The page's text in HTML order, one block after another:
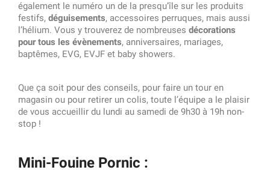
également le numéro un de la presqu’île sur les produits
festifs, déguisements, accessoires perruques, mais aussi
l’hélium. Vous y trouverez de nombreuses décorations
pour tous les évènements, anniversaires, mariages,
baptêmes, EVG, EVJF et baby showers.
Que ça soit pour des conseils, pour faire un tour en
magasin ou pour retirer un colis, toute l’équipe a le plaisir
de vous accueillir du lundi au samedi de 9h30 à 19h non-
stop !
Mini-Fouine Pornic :